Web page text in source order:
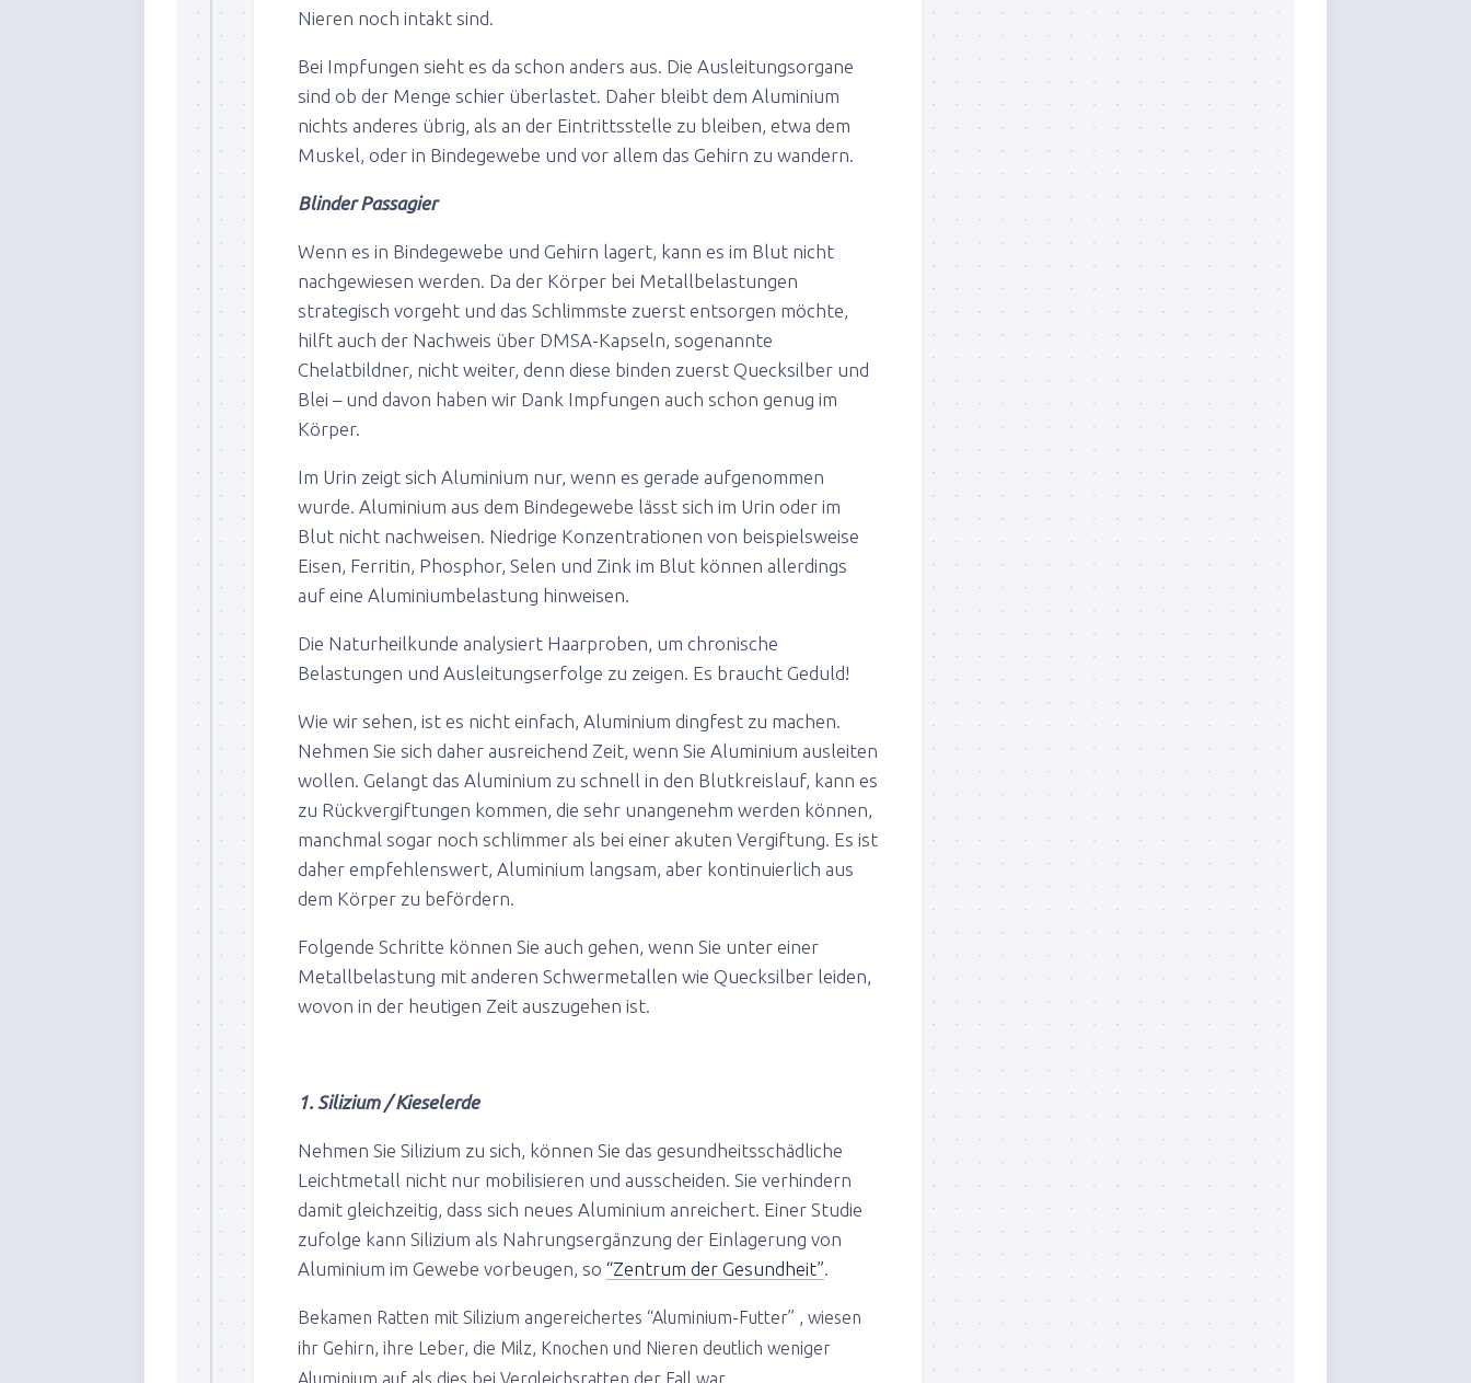
Nieren noch intakt sind.
Bei Impfungen sieht es da schon anders aus. Die Ausleitungsorgane
sind ob der Menge schier überlastet. Daher bleibt dem Aluminium
nichts anderes übrig, als an der Eintrittsstelle zu bleiben, etwa dem
Muskel, oder in Bindegewebe und vor allem das Gehirn zu wandern.
Blinder Passagier
Wenn es in Bindegewebe und Gehirn lagert, kann es im Blut nicht
nachgewiesen werden. Da der Körper bei Metallbelastungen
strategisch vorgeht und das Schlimmste zuerst entsorgen möchte,
hilft auch der Nachweis über DMSA-Kapseln, sogenannte
Chelatbildner, nicht weiter, denn diese binden zuerst Quecksilber und
Blei – und davon haben wir Dank Impfungen auch schon genug im
Körper.
Im Urin zeigt sich Aluminium nur, wenn es gerade aufgenommen
wurde. Aluminium aus dem Bindegewebe lässt sich im Urin oder im
Blut nicht nachweisen. Niedrige Konzentrationen von beispielsweise
Eisen, Ferritin, Phosphor, Selen und Zink im Blut können allerdings
auf eine Aluminiumbelastung hinweisen.
Die Naturheilkunde analysiert Haarproben, um chronische
Belastungen und Ausleitungserfolge zu zeigen. Es braucht Geduld!
Wie wir sehen, ist es nicht einfach, Aluminium dingfest zu machen.
Nehmen Sie sich daher ausreichend Zeit, wenn Sie Aluminium ausleiten
wollen. Gelangt das Aluminium zu schnell in den Blutkreislauf, kann es
zu Rückvergiftungen kommen, die sehr unangenehm werden können,
manchmal sogar noch schlimmer als bei einer akuten Vergiftung. Es ist
daher empfehlenswert, Aluminium langsam, aber kontinuierlich aus
dem Körper zu befördern.
Folgende Schritte können Sie auch gehen, wenn Sie unter einer
Metallbelastung mit anderen Schwermetallen wie Quecksilber leiden,
wovon in der heutigen Zeit auszugehen ist.
1. Silizium / Kieselerde
Nehmen Sie Silizium zu sich, können Sie das gesundheitsschädliche
Leichtmetall nicht nur mobilisieren und ausscheiden. Sie verhindern
damit gleichzeitig, dass sich neues Aluminium anreichert. Einer Studie
zufolge kann Silizium als Nahrungsergänzung der Einlagerung von
Aluminium im Gewebe vorbeugen, so “Zentrum der Gesundheit”.
Bekamen Ratten mit Silizium angereichertes “Aluminium-Futter” , wiesen
ihr Gehirn, ihre Leber, die Milz, Knochen und Nieren deutlich weniger
Aluminium auf als dies bei Vergleichsratten der Fall war.